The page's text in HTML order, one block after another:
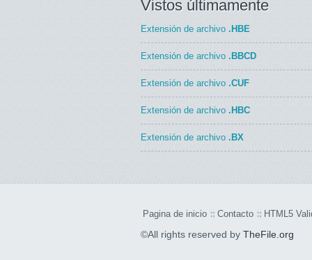
Vistos últimamente
Extensión de archivo .HBE
Extensión de archivo .BBCD
Extensión de archivo .CUF
Extensión de archivo .HBC
Extensión de archivo .BX
Pagina de inicio Contacto HTML5
©All rights reserved by TheFile.org